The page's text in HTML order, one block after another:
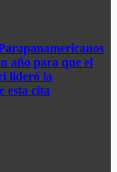
año para que el
lideró la
esta cita